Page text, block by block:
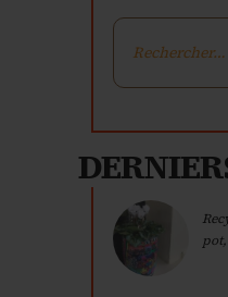
Rechercher :